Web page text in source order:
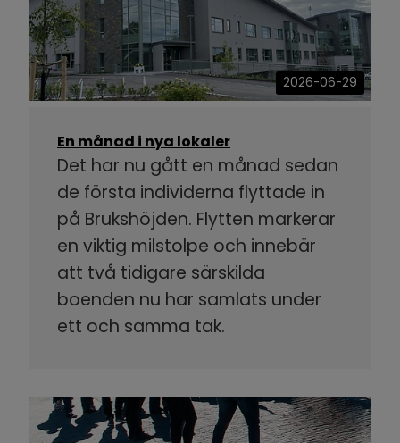
2026-06-29
En månad i nya lokaler
Det har nu gått en månad sedan
de första individerna flyttade in
på Brukshöjden. Flytten markerar
en viktig milstolpe och innebär
att två tidigare särskilda
boenden nu har samlats under
ett och samma tak.